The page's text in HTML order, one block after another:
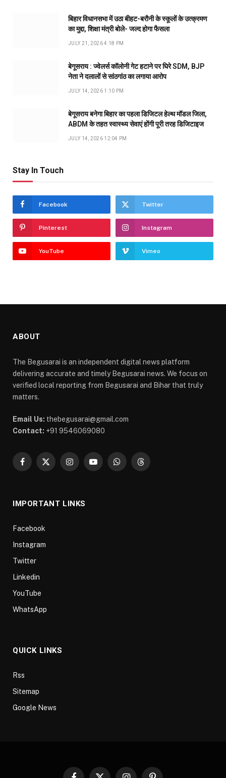
बिहार विधानसभा में उठा बीहट-बरौनी के स्कूलों के उत्क्रमण
का मुद्दा, शिक्षा मंत्री बोले- जल्द होगा फैसला
JULY 21, 2026 4:18 PM
बेगूसराय : ज्वेलर्स कॉलोनी गेट हटाने पर घिरे SDM, BJP
नेता ने दलालों से सांठगांठ का लगाया आरोप
JULY 14, 2026 1:10 PM
बेगूसराय बनेगा बिहार का पहला डिजिटल हेल्थ मॉडल जिला,
ABDM के तहत स्वास्थ्य सेवाएं होंगी पूरी तरह डिजिटाइज
JULY 14, 2026 12:04 PM
Stay In Touch
Facebook Twitter
Pinterest Instagram
YouTube Vimeo
ABOUT
The Begusarai is an independent digital news platform
delivering accurate and timely Begusarai news. We focus on
verified local reporting from Begusarai and Bihar that truly
matters.
Email Us: thebegusarai@gmail.com
Contact: +91 9546069080
Facebook
X
InstagramYouTubeWhatsAppThreads
IMPORTANT LINKS
Facebook
Instagram
Twitter
Linkedin
YouTube
WhatsApp
QUICK LINKS
Rss
Sitemap
Google News